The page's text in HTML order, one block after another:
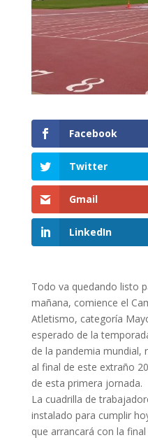
Facebook
Twitter
Gmail
LinkedIn
Todo va quedando listo
mañana, comience el
Atletismo, categoría
esperado de la
de la pandemia mundial,
al final de este extraño
de esta primera jornada.
La cuadrilla de
instalado para cumplir
que arrancará con la